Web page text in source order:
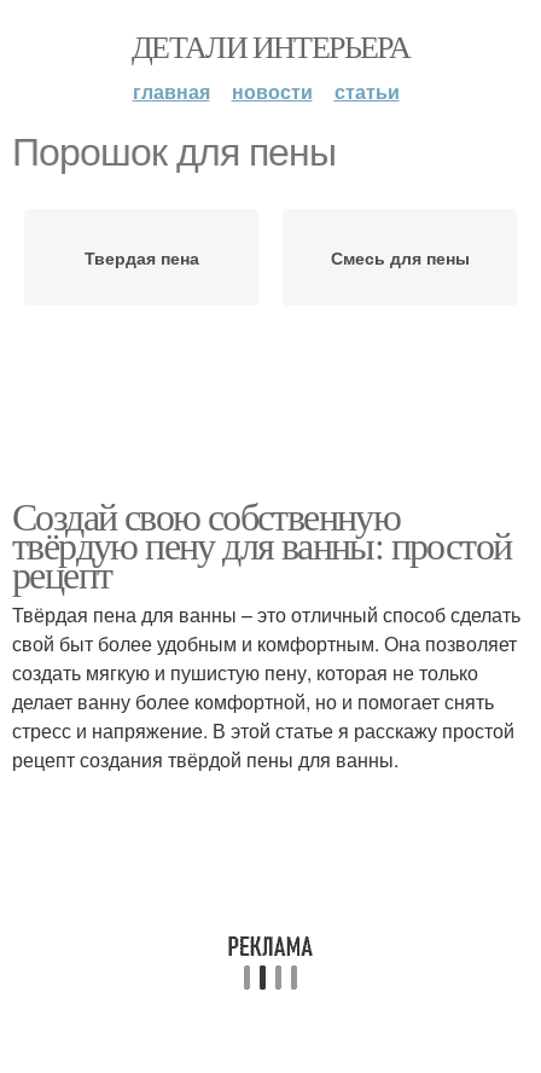
ДЕТАЛИ ИНТЕРЬЕРА
главная новости статьи
Порошок для пены
Твердая пена Смесь для пены
Создай свою собственную
твёрдую пену для ванны: простой
рецепт
Твёрдая пена для ванны – это отличный способ сделать
свой быт более удобным и комфортным. Она позволяет
создать мягкую и пушистую пену, которая не только
делает ванну более комфортной, но и помогает снять
стресс и напряжение. В этой статье я расскажу простой
рецепт создания твёрдой пены для ванны.